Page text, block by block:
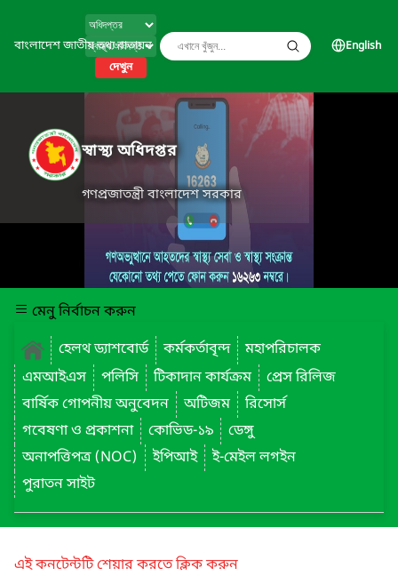
বাংলাদেশ জাতীয় তথ্য বাতায়ন
দেখুন
English
স্বাস্থ্য অধিদপ্তর
গণপ্রজাতন্ত্রী বাংলাদেশ সরকার
মেনু নির্বাচন করুন
হেলথ ড্যাশবোর্ড
কর্মকর্তাবৃন্দ
মহাপরিচালক
এমআইএস
পলিসি টিকাদান কার্যক্রম
প্রেস রিলিজ
বার্ষিক গোপনীয় অনুবেদন
অটিজম
রিসোর্স
গবেষণা ও প্রকাশনা
কোভিড-১৯
ডেঙ্গু
অনাপত্তিপত্র (NOC)
ইপিআই
ই-মেইল লগইন
পুরাতন সাইট
এই কনটেন্টটি শেয়ার করতে ক্লিক করুন